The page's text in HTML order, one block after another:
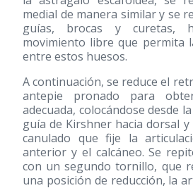
medial de manera similar y se
guías, brocas y curetas,
movimiento libre que permita
entre estos huesos.
A continuación, se reduce el
antepie pronado para
adecuada, colocándose desde
guía de Kirshner hacia dorsal
canulado que fije la
anterior y el calcáneo. Se
con un segundo tornillo, que
una posición de reducción, la